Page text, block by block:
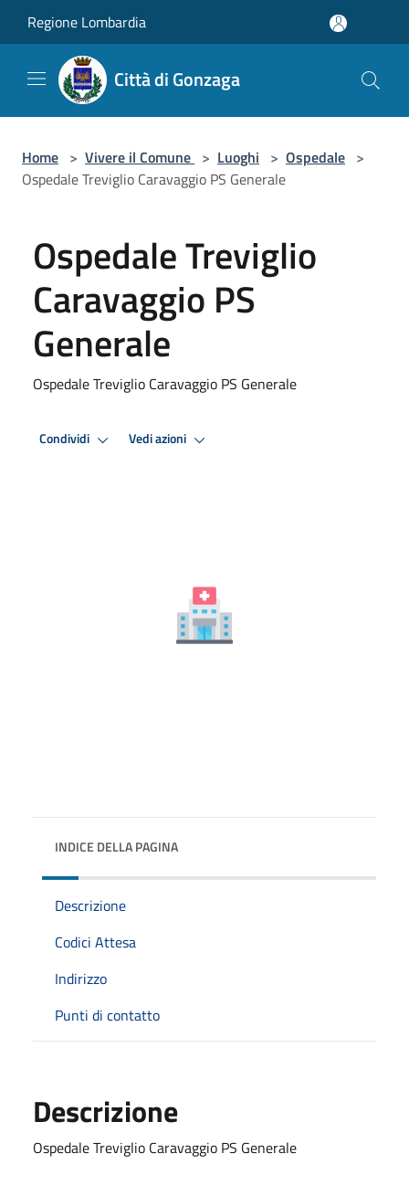
Regione Lombardia
Città di Gonzaga
Home > Vivere il Comune > Luoghi > Ospedale >
Ospedale Treviglio Caravaggio PS Generale
Ospedale Treviglio
Caravaggio PS
Generale
Ospedale Treviglio Caravaggio PS Generale
Condividi Vedi azioni
INDICE DELLA PAGINA
Descrizione
Codici Attesa
Indirizzo
Punti di contatto
Descrizione
Ospedale Treviglio Caravaggio PS Generale